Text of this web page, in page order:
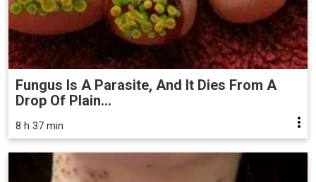
Fungus Is A Parasite, And It Dies From A
Drop Of Plain...
8 h 37 min